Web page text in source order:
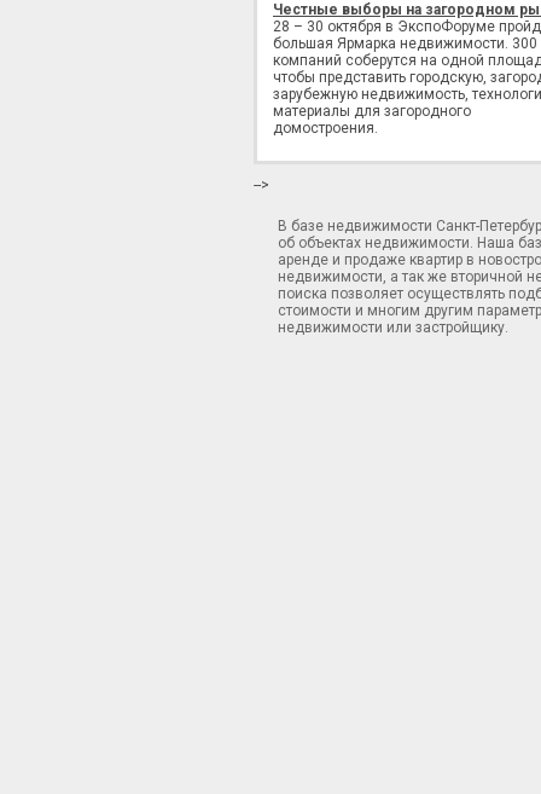
Честные выборы на загородном
28 – 30 октября в ЭкспоФоруме
большая Ярмарка недвижимости. 300
компаний соберутся на одной
чтобы представить городскую,
зарубежную недвижимость,
материалы для загородного
домостроения.
-->
В базе недвижимости Санкт-
об объектах недвижимости. Наша
аренде и продаже квартир в
недвижимости, а так же вторичной
поиска позволяет осуществлять
стоимости и многим другим
недвижимости или застройщику.